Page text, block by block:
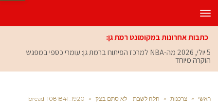
תפריט
כתבות אחרונות במקומונט רמת גן:
5 יולי, 2026
מה-NBA למרכז הפיתוח ברמת גן: עומרי כספי במפגש
הוקרה מיוחד
ראשי » צרכנות » חלה לשבת – לא סתם בצק »
bread-1081841_1920